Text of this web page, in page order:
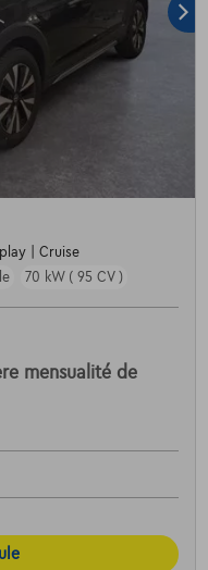
| Cruise
70 kW ( 95 CV )
mensualité de